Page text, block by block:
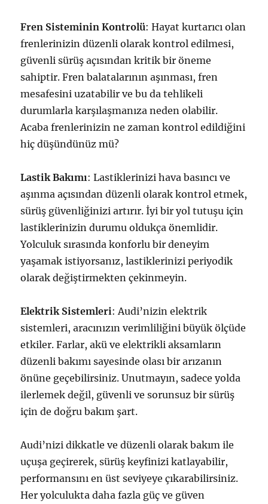
Fren Sisteminin Kontrolü: Hayat kurtarıcı olan
frenlerinizin düzenli olarak kontrol edilmesi,
güvenli sürüş açısından kritik bir öneme
sahiptir. Fren balatalarının aşınması, fren
mesafesini uzatabilir ve bu da tehlikeli
durumlarla karşılaşmanıza neden olabilir.
Acaba frenlerinizin ne zaman kontrol edildiğini
hiç düşündünüz mü?
Lastik Bakımı: Lastiklerinizi hava basıncı ve
aşınma açısından düzenli olarak kontrol etmek,
sürüş güvenliğinizi artırır. İyi bir yol tutuşu için
lastiklerinizin durumu oldukça önemlidir.
Yolculuk sırasında konforlu bir deneyim
yaşamak istiyorsanız, lastiklerinizi periyodik
olarak değiştirmekten çekinmeyin.
Elektrik Sistemleri: Audi’nizin elektrik
sistemleri, aracınızın verimliliğini büyük ölçüde
etkiler. Farlar, akü ve elektrikli aksamların
düzenli bakımı sayesinde olası bir arızanın
önüne geçebilirsiniz. Unutmayın, sadece yolda
ilerlemek değil, güvenli ve sorunsuz bir sürüş
için de doğru bakım şart.
Audi’nizi dikkatle ve düzenli olarak bakım ile
uçuşa geçirerek, sürüş keyfinizi katlayabilir,
performansını en üst seviyeye çıkarabilirsiniz.
Her yolculukta daha fazla güç ve güven